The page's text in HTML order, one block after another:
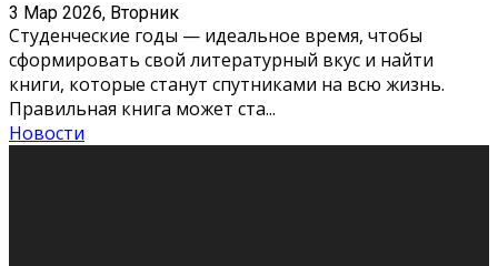
3 Мар 2026, Вторник
Студенческие годы — идеальное время, чтобы
сформировать свой литературный вкус и найти
книги, которые станут спутниками на всю жизнь.
Правильная книга может ста...
Новости